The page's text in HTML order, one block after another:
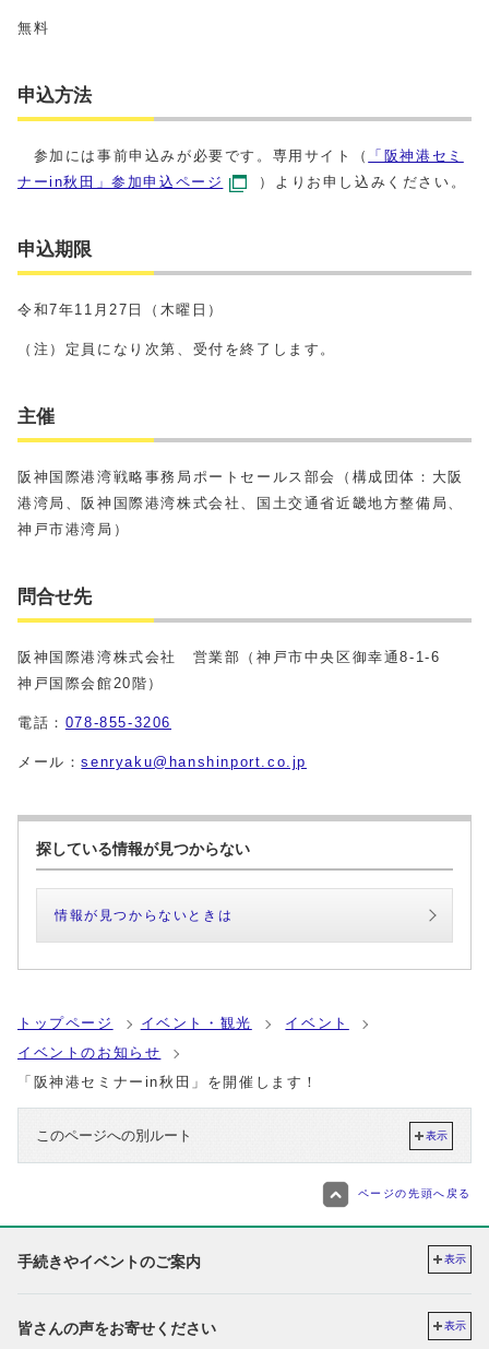
無料
申込方法
参加には事前申込みが必要です。専用サイト（
「阪神港セミ
ナーin秋田」参加申込ページ
）よりお申し込みください。
申込期限
令和7年11月27日（木曜日）
（注）定員になり次第、受付を終了します。
主催
阪神国際港湾戦略事務局ポートセールス部会（構成団体：大阪
港湾局、阪神国際港湾株式会社、国土交通省近畿地方整備局、
神戸市港湾局）
問合せ先
阪神国際港湾株式会社 営業部（神戸市中央区御幸通8-1-6
神戸国際会館20階）
電話： 078-855-3206
メール：senryaku@hanshinport.co.jp
探している情報が見つからない
情報が見つからないときは
トップページ イベント・観光
イベント
イベントのお知らせ
「阪神港セミナーin秋田」を開催します！
このページへの別ルート 表示
ページの先頭へ戻る
手続きやイベントのご案内 表示
皆さんの声をお寄せください 表示